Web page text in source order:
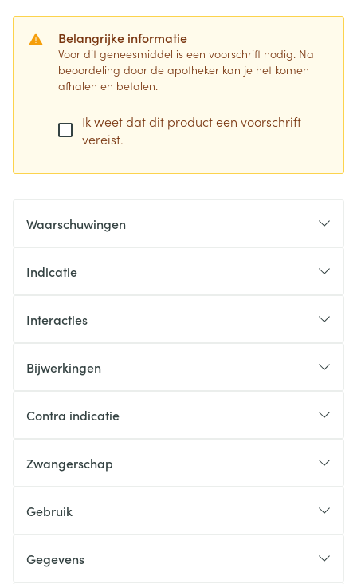
Belangrijke informatie
Voor dit geneesmiddel is een voorschrift nodig. Na
beoordeling door de apotheker kan je het komen
afhalen en betalen.
Ik weet dat dit product een voorschrift
vereist.
Waarschuwingen
Indicatie
Interacties
Bijwerkingen
Contra indicatie
Zwangerschap
Gebruik
Gegevens